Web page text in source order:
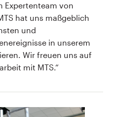
Expertenteam von
hat uns maßgeblich
und
in unserem
Wir freuen uns auf
mit MTS.“